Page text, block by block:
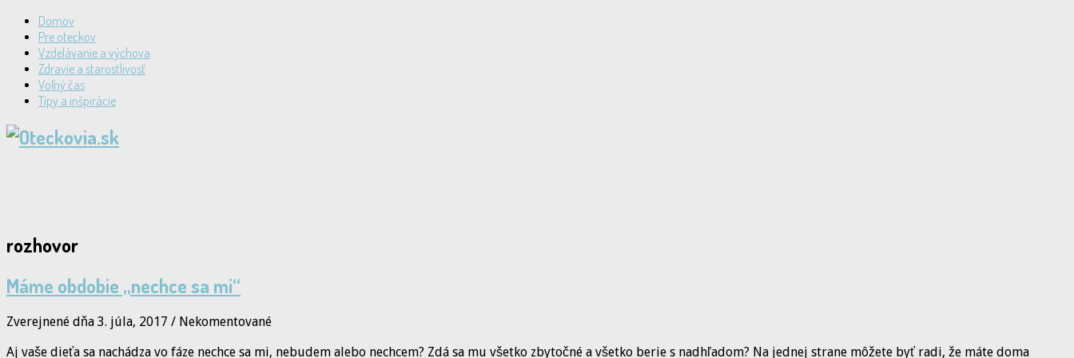
Domov
Pre oteckov
Vzdelávanie a výchova
Zdravie a starostlivosť
Voľný čas
Tipy a inšpirácie
rozhovor
Máme obdobie „nechce sa mi“
Zverejnené dňa 3. júla, 2017 / Nekomentované
Aj vaše dieťa sa nachádza vo fáze nechce sa mi, nebudem alebo nechcem? Zdá sa mu všetko zbytočné a všetko berie s nadhľadom? Na jednej strane môžete byť radi, že máte doma